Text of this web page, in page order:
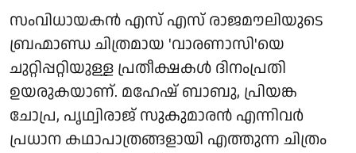
സംവിധായകൻ എസ് എസ് രാജമൗലിയുടെ
ബ്രഹ്മാണ്ഡ ചിത്രമായ 'വാരണാസി'യെ
ചുറ്റിപ്പറ്റിയുള്ള പ്രതീക്ഷകൾ ദിനംപ്രതി
ഉയരുകയാണ്. മഹേഷ് ബാബു, പ്രിയങ്ക
ചോപ്ര, പൃഥ്വിരാജ് സുകുമാരൻ എന്നിവർ
പ്രധാന കഥാപാത്രങ്ങളായി എത്തുന്ന ചിത്രം